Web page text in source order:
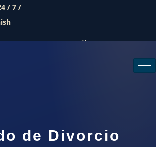
/ 7 /
Call (888) 437-7747
de Divorcio